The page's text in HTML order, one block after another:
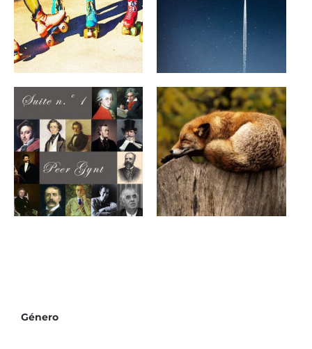
Música de los 80’s
para videos youtube
La Madera Oscura
Género